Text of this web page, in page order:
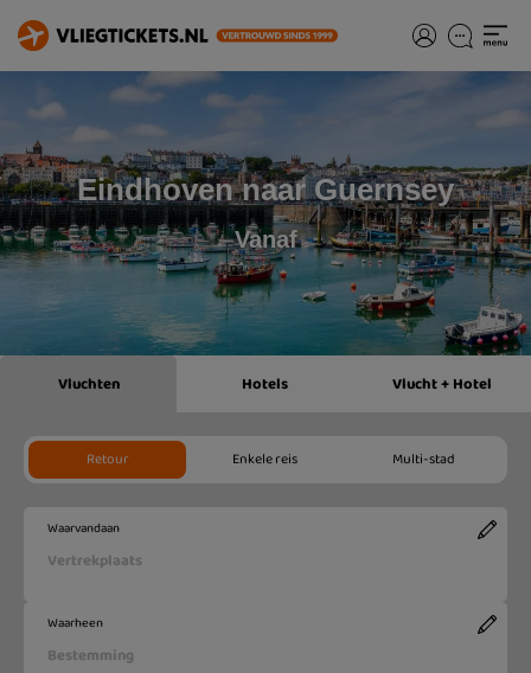
Eindhoven naar Guernsey
Vanaf